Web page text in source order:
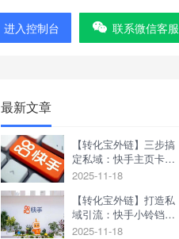
进入控制台 联系微信客服
最新文章
【转化宝外链】三步搞
定私域：快手主页卡片
跳转企业微信获客助手
2025-11-18
【转化宝外链】打造私
域引流：快手小铃铛跳
转企业微信获客助手
2025-11-18